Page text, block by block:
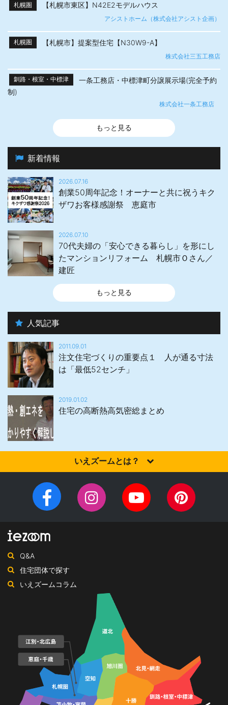
札幌圏 【札幌市東区】N42E2モデルハウス
アシストホーム（株式会社アシスト企画）
札幌圏 【札幌市】提案型住宅【N30W9-A】
株式会社三五工務店
釧路・根室・中標津
一条工務店・中標津町分譲展示場(完全予約
制)
株式会社一条工務店
もっと見る
新着情報
2026.07.16
創業50周年記念！オーナーと共に祝うキク
ザワお客様感謝祭 恵庭市
2026.07.10
70代夫婦の「安心できる暮らし」を形にし
たマンションリフォーム 札幌市Ｏさん／
建匠
もっと見る
人気記事
2011.09.01
注文住宅づくりの重要点１ 人が通る寸法
は「最低52センチ」
2019.01.02
住宅の高断熱高気密総まとめ
いえズームとは？
住宅会社を選びませんか？iezoom（いえズーム）は（株）北海道
住宅新聞社が、日頃の住宅業界への取材を元に、優れたハウスメ
ーカー・工務店を紹介するサイトです。
Facebook
ー
ジ
InstagramYouTube
チ
Q&A
住宅団体で探す
いえズームコラム